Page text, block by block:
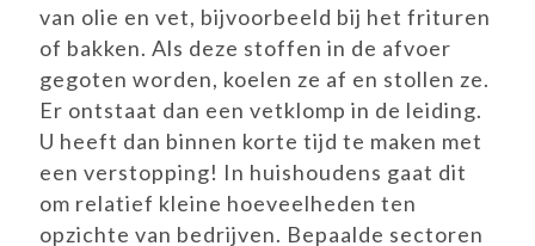
van olie en vet, bijvoorbeeld bij het frituren
of bakken. Als deze stoffen in de afvoer
gegoten worden, koelen ze af en stollen ze.
Er ontstaat dan een vetklomp in de leiding.
U heeft dan binnen korte tijd te maken met
een verstopping! In huishoudens gaat dit
om relatief kleine hoeveelheden ten
opzichte van bedrijven. Bepaalde sectoren